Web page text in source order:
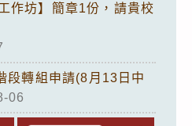
作坊】簡章1份，請貴校
段轉組申請(8月13日中
06